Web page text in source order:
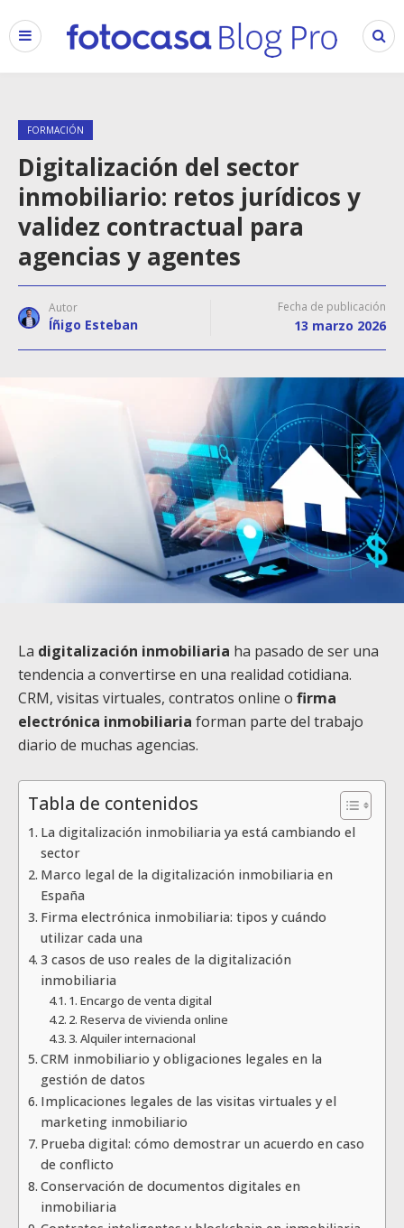
FORMACIÓN
Digitalización del sector
inmobiliario: retos jurídicos y
validez contractual para
agencias y agentes
Autor
Íñigo Esteban
Fecha de publicación
13 marzo 2026
​​La digitalización inmobiliaria ha pasado de ser una
tendencia a convertirse en una realidad cotidiana.
CRM, visitas virtuales, contratos online o firma
electrónica inmobiliaria forman parte del trabajo
diario de muchas agencias.
Tabla de contenidos
La digitalización inmobiliaria ya está cambiando el
sector
Marco legal de la digitalización inmobiliaria en
España
Firma electrónica inmobiliaria: tipos y cuándo
utilizar cada una
3 casos de uso reales de la digitalización
inmobiliaria
1. Encargo de venta digital
2. Reserva de vivienda online
3. Alquiler internacional
CRM inmobiliario y obligaciones legales en la
gestión de datos
Implicaciones legales de las visitas virtuales y el
marketing inmobiliario
Prueba digital: cómo demostrar un acuerdo en caso
de conflicto
Conservación de documentos digitales en
inmobiliaria